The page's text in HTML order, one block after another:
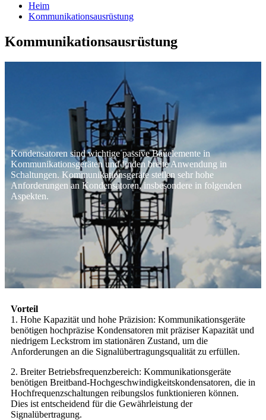
Heim
Kommunikationsausrüstung
Kommunikationsausrüstung
Kondensatoren sind wichtige passive Bauelemente in
Kommunikationsgeräten und finden breite Anwendung in
Schaltungen. Kommunikationsgeräte stellen sehr hohe
Anforderungen an Kondensatoren, insbesondere in folgenden
Aspekten.
Vorteil
1. Hohe Kapazität und hohe Präzision: Kommunikationsgeräte
benötigen hochpräzise Kondensatoren mit präziser Kapazität und
niedrigem Leckstrom im stationären Zustand, um die
Anforderungen an die Signalübertragungsqualität zu erfüllen.
2. Breiter Betriebsfrequenzbereich: Kommunikationsgeräte
benötigen Breitband-Hochgeschwindigkeitskondensatoren, die in
Hochfrequenzschaltungen reibungslos funktionieren können.
Dies ist entscheidend für die Gewährleistung der
Signalübertragung.